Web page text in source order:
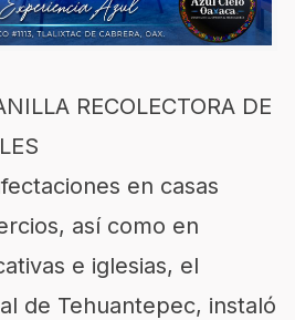
RECOLECTORA DE
en casas
así como en
e iglesias, el
de Tehuantepec, instaló